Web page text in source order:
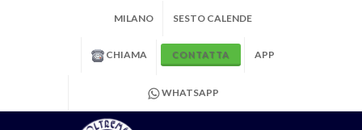
MILANO SESTO CALENDE
CHIAMA CONTATTA APP
WHATSAPP